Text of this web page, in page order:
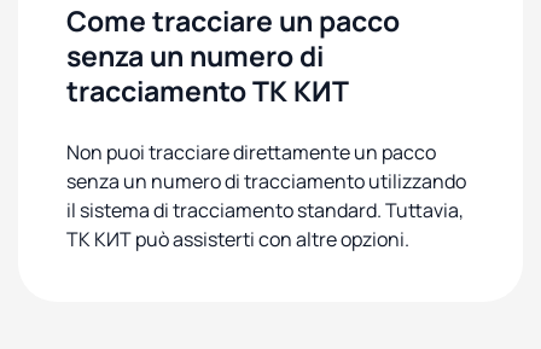
Come tracciare un pacco
senza un numero di
tracciamento ТК КИТ
Non puoi tracciare direttamente un pacco
senza un numero di tracciamento utilizzando
il sistema di tracciamento standard. Tuttavia,
ТК КИТ può assisterti con altre opzioni.